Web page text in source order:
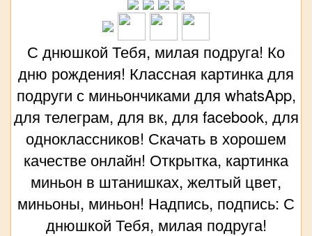
С днюшкой Тебя, милая подруга! Ко
дню рождения! Классная картинка для
подруги с миньончиками для whatsApp,
для телеграм, для вк, для facebook, для
одноклассников! Скачать в хорошем
качестве онлайн! Открытка, картинка
миньон в штанишках, желтый цвет,
миньоны, миньон! Надпись, подпись: С
днюшкой Тебя, милая подруга!